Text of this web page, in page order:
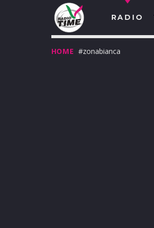
RADIO
HOME #zonabianca